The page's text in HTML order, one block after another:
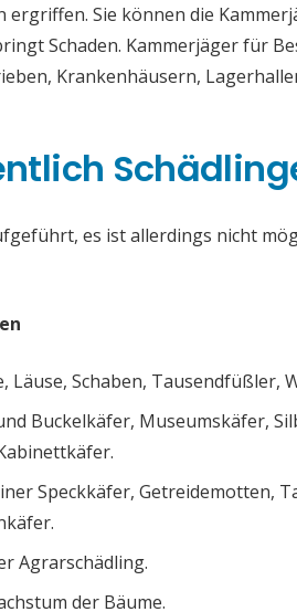
ergriffen. Sie können die
Schaden. Kammerjäger für
Krankenhäusern,
es ist allerdings nicht
Läuse, Schaben, Tausendfüßler,
Buckelkäfer, Museumskäfer,
Speckkäfer, Getreidemotten,
Agrarschädling.
der Bäume.